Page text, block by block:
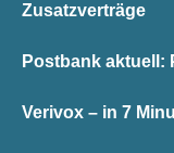
Zusatzverträge
Postbank aktuell:
Verivox – in 7